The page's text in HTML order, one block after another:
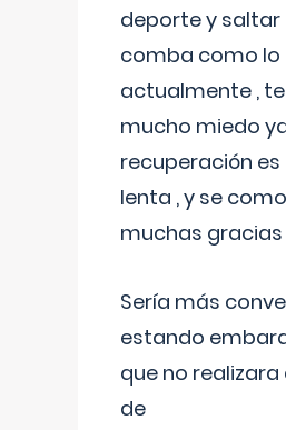
deporte y saltar
comba como lo
actualmente ,
mucho miedo
recuperación
lenta , y se
muchas gracias
Sería más
estando
que no
de